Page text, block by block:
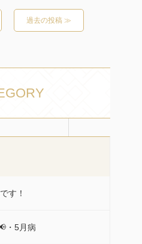
過去の投稿 ≫
す！
・5月病